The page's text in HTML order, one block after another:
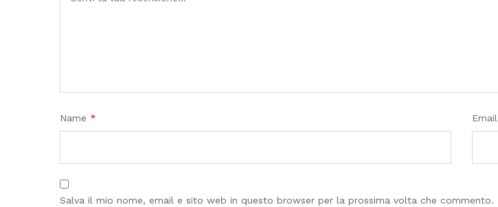
Name * Email
Salva il mio nome, email e sito web in questo browser per la prossima volta che commento.